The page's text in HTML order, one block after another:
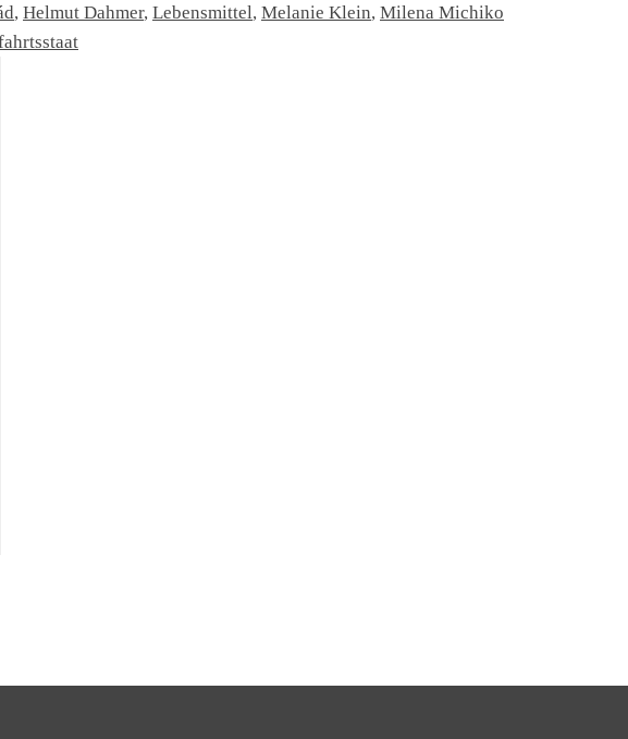
, Helmut Dahmer, Lebensmittel, Melanie Klein, Milena Michiko